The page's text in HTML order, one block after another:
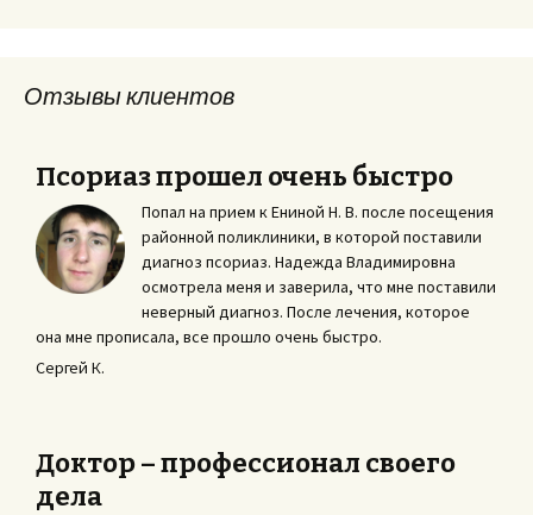
Отзывы клиентов
Псориаз прошел очень быстро
Попал на прием к Ениной Н. В. после посещения
районной поликлиники, в которой поставили
диагноз псориаз. Надежда Владимировна
осмотрела меня и заверила, что мне поставили
неверный диагноз. После лечения, которое
она мне прописала, все прошло очень быстро.
Сергей К.
Доктор – профессионал своего
дела